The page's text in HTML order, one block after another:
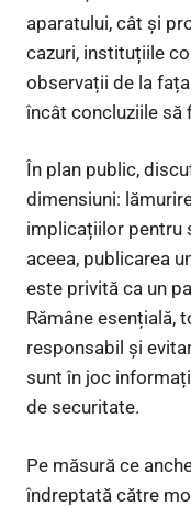
aparatului, cât și
cazuri, instituțiile
observații de la
încât concluziile să
În plan public,
dimensiuni:
implicațiilor pentru
aceea, publicarea
este privită ca un
Rămâne esențială,
responsabil și
sunt în joc
de securitate.
Pe măsură ce
îndreptată către